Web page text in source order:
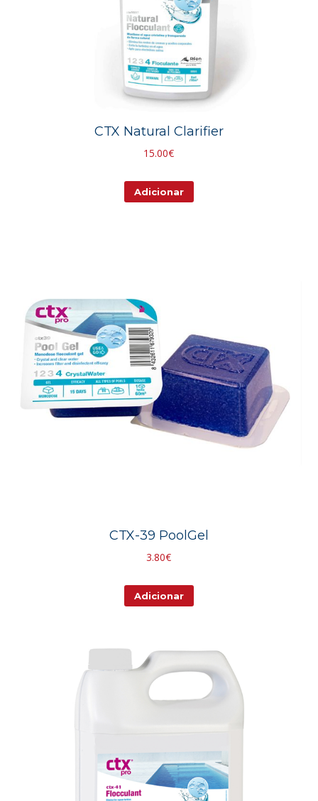
CTX Natural Clarifier
15.00€
Adicionar
CTX-39 PoolGel
3.80€
Adicionar